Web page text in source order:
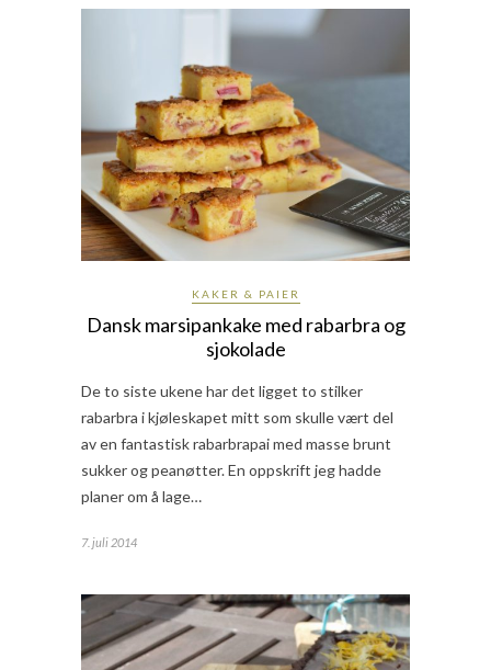
KAKER & PAIER
Dansk marsipankake med rabarbra og
sjokolade
De to siste ukene har det ligget to stilker
rabarbra i kjøleskapet mitt som skulle vært del
av en fantastisk rabarbrapai med masse brunt
sukker og peanøtter. En oppskrift jeg hadde
planer om å lage…
7. juli 2014